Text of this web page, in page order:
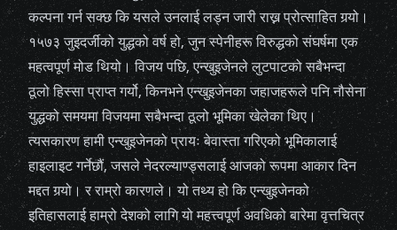
कल्पना गर्न सक्छ कि यसले उनलाई लड्न जारी राख्न प्रोत्साहित गर्‍यो।
१५७३ जुइदर्जीको युद्धको वर्ष हो, जुन स्पेनीहरू विरुद्धको संघर्षमा एक
महत्वपूर्ण मोड थियो। विजय पछि, एन्खुइजेनले लुटपाटको सबैभन्दा
ठूलो हिस्सा प्राप्त गर्यो, किनभने एन्खुइजेनका जहाजहरूले पनि नौसेना
युद्धको समयमा विजयमा सबैभन्दा ठूलो भूमिका खेलेका थिए।
त्यसकारण हामी एन्खुइजेनको प्रायः बेवास्ता गरिएको भूमिकालाई
हाइलाइट गर्नेछौं, जसले नेदरल्याण्ड्सलाई आजको रूपमा आकार दिन
मद्दत गर्‍यो। र राम्रो कारणले। यो तथ्य हो कि एन्खुइजेनको
इतिहासलाई हाम्रो देशको लागि यो महत्त्वपूर्ण अवधिको बारेमा वृत्तचित्र